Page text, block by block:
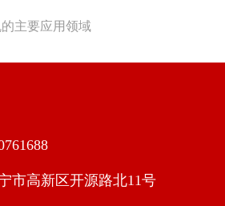
主要应用领域
市高新区开源路北11号